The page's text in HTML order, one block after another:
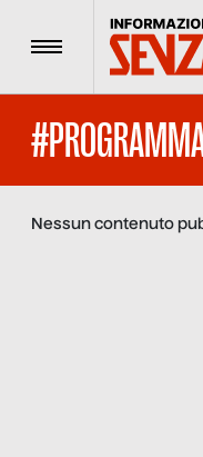
Menu
Nessun contenuto